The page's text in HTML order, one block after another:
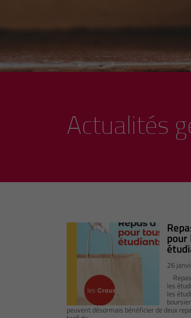
Actualités
pour
26
les
les
peuvent désormais bénéficier de deux